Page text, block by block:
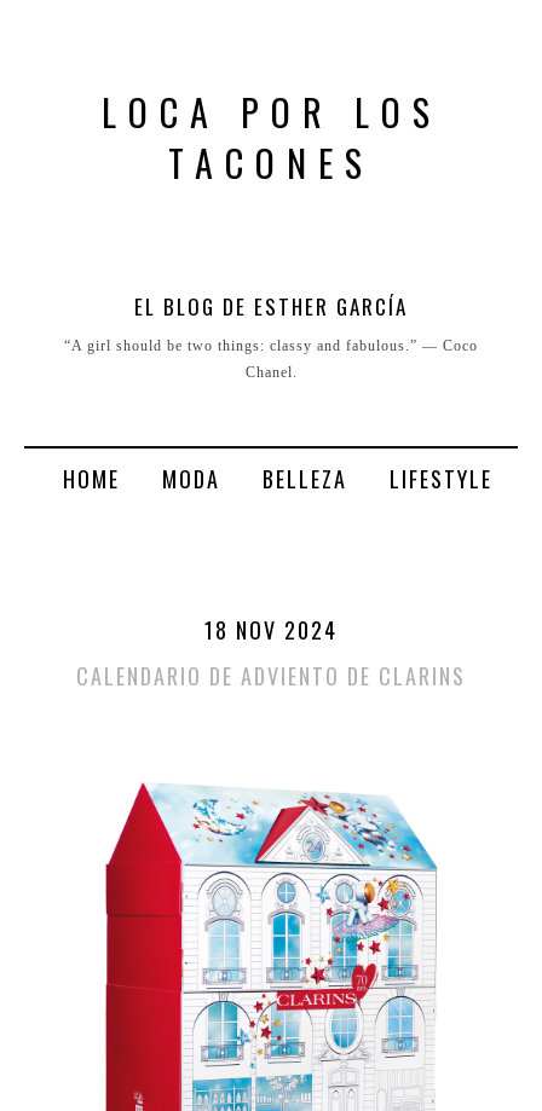
LOCA POR LOS
TACONES
EL BLOG DE ESTHER GARCÍA
“A girl should be two things: classy and fabulous.” ― Coco
Chanel.
HOME MODA BELLEZA LIFESTYLE
18 NOV 2024
CALENDARIO DE ADVIENTO DE CLARINS